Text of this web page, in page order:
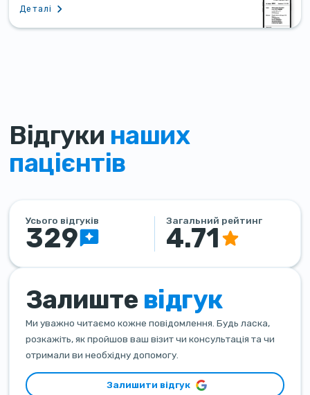
Деталі
Відгуки наших
пацієнтів
Усього відгуків
329
Загальний рейтинг
4.71
Залиште відгук
Ми уважно читаємо кожне повідомлення. Будь ласка,
розкажіть, як пройшов ваш візит чи консультація та чи
отримали ви необхідну допомогу.
Залишити відгук